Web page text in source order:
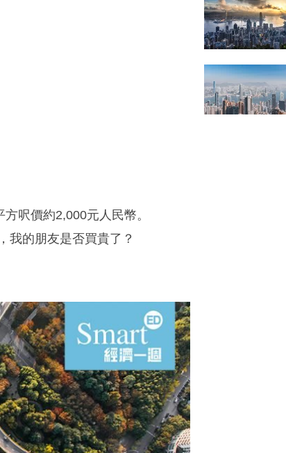
呎價約2,000元人民幣。
我的朋友是否買貴了？